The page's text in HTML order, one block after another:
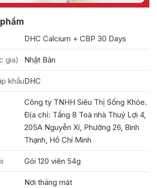
DHC Calcium + CBP 30 Days
gia) Nhật Bản
khẩuDHC
Công ty TNHH Siêu Thị Sống Khỏe.
Địa chỉ: Tầng 8 Toà nhà Thuỷ Lợi 4,
205A Nguyễn Xí, Phường 26, Bình
Thạnh, Hồ Chí Minh
Gói 120 viên 54g
Nơi tháng mát